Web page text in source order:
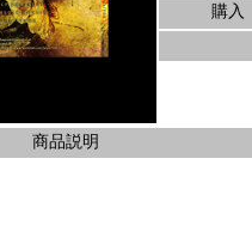
購入
商品説明